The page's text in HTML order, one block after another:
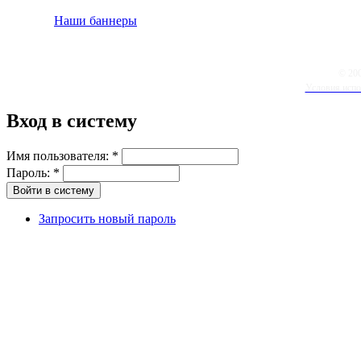
Наши баннеры
Вход в систему
Имя пользователя: *
Пароль: *
Запросить новый пароль